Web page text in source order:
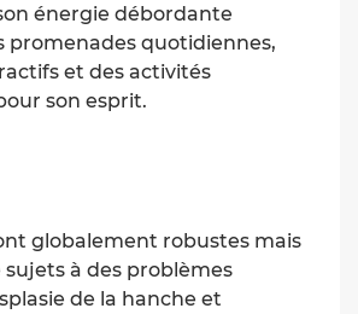
énergie débordante
promenades quotidiennes,
et des activités
son esprit.
globalement robustes mais
à des problèmes
de la hanche et